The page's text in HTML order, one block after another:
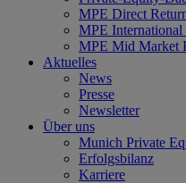
MPE Direct
MPE International
MPE Mid Market
Aktuelles
News
Presse
Newsletter
Über uns
Munich Private
Erfolgsbilanz
Karriere